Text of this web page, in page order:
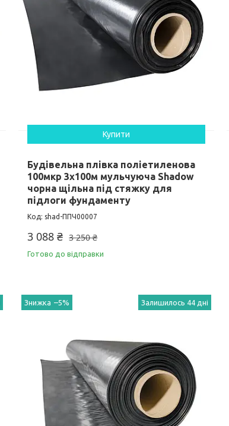
Купити
Будівельна плівка поліетиленова
100мкр 3х100м мульчуюча Shadow
чорна щільна під стяжку для
підлоги фундаменту
shad-ППЧ00007
3 250 ₴
3 088 ₴
Готово до відправки
–5% Залишилось 44 дні